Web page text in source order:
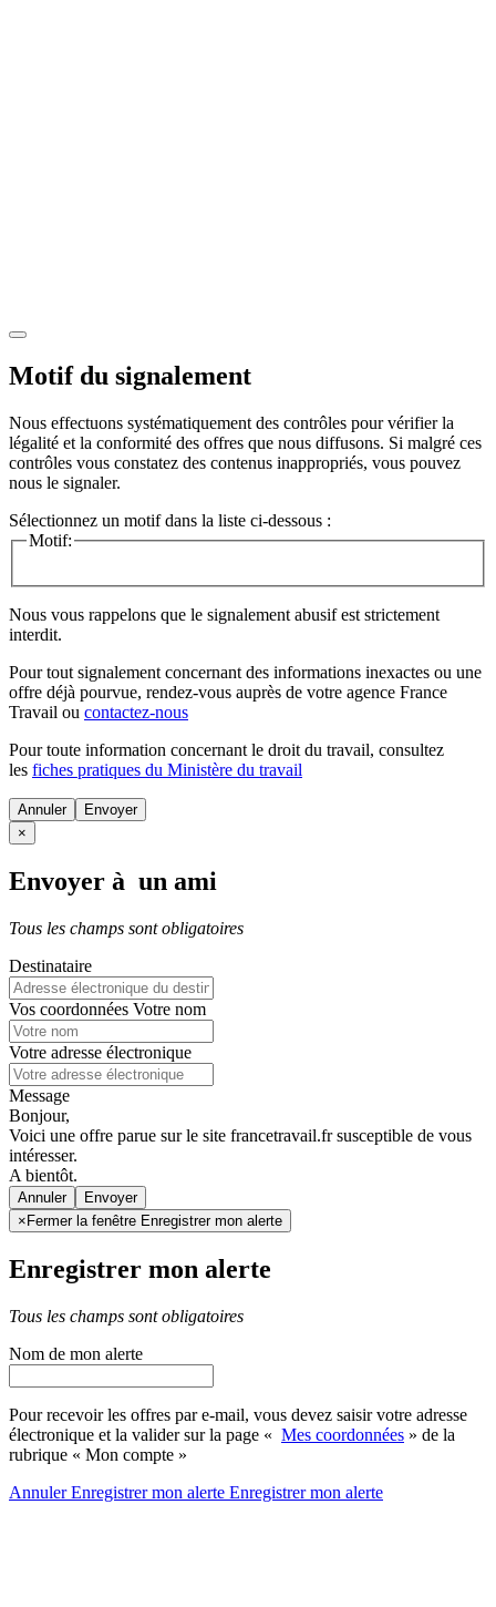
Motif du signalement
Nous effectuons systématiquement des contrôles pour vérifier la
légalité et la conformité des offres que nous diffusons. Si malgré ces
contrôles vous constatez des contenus inappropriés, vous pouvez
nous le signaler.
Sélectionnez un motif dans la liste ci-dessous :
Motif:
Nous vous rappelons que le signalement abusif est strictement
interdit.
Pour tout signalement concernant des informations inexactes ou une
offre déjà pourvue, rendez-vous auprès de votre agence France
Travail ou contactez-nous
Pour toute information concernant le droit du travail, consultez
les fiches pratiques du Ministère du travail
Annuler
×
Envoyer à un ami
Tous les champs sont obligatoires
Destinataire
Vos coordonnées Votre nom
Votre adresse électronique
Message
Bonjour,
Voici une offre parue sur le site francetravail.fr susceptible de vous
intéresser.
A bientôt.
Annuler
× Fermer la fenêtre Enregistrer mon alerte
Enregistrer mon alerte
Tous les champs sont obligatoires
Nom de mon alerte
Pour recevoir les offres par e-mail, vous devez saisir votre adresse
électronique et la valider sur la page « Mes coordonnées » de la
rubrique « Mon compte »
AnnulerEnregistrer mon alerte Enregistrermon alerte